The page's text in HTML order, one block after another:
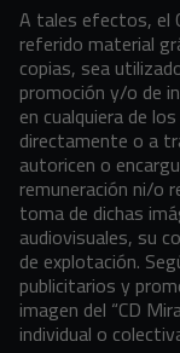
A tales efectos, el
referido material
copias, sea
promoción y/o de
en cualquiera de
directamente o a
autoricen o
remuneración ni/o
toma de dichas
audiovisuales, su
de explotación.
publicitarios y
imagen del “CD
individual o